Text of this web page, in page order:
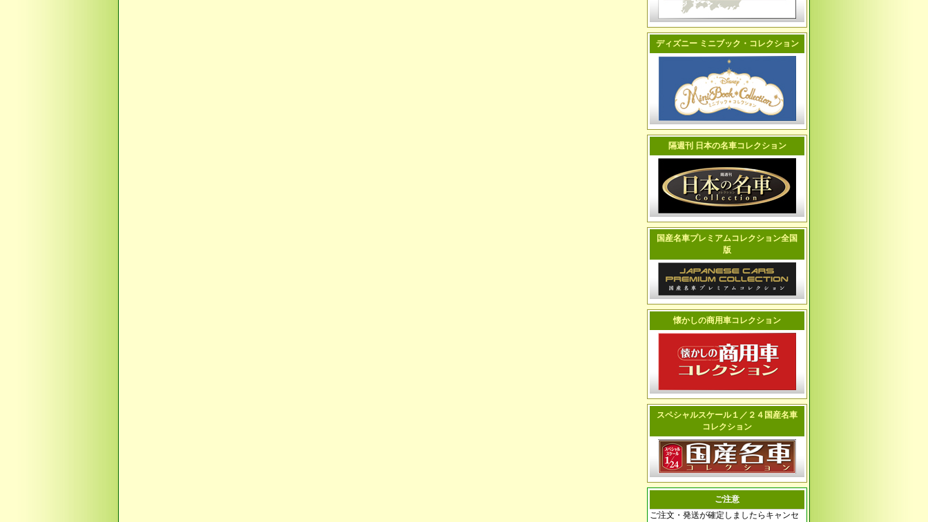
ディズニー ミニブック・コレクション
隔週刊 日本の名車コレクション
国産名車プレミアムコレクション全国
版
懐かしの商用車コレクション
スペシャルスケール１／２４国産名車
コレクション
ご注意
ご注文・発送が確定しましたらキャンセ